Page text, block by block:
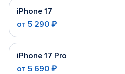
iPhone 17
от 5 290 ₽
iPhone 17 Pro
от 5 690 ₽